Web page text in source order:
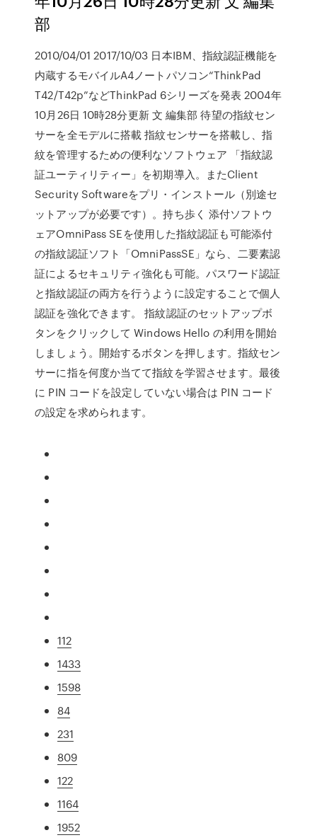
部
2010/04/01 2017/10/03 日本IBM、指紋認証機能を
内蔵するモバイルA4ノートパソコン“ThinkPad
T42/T42p”などThinkPad 6シリーズを発表 2004年
10月26日 10時28分更新 文 編集部 待望の指紋セン
サーを全モデルに搭載 指紋センサーを搭載し、指
紋を管理するための便利なソフトウェア 「指紋認
証ユーティリティー」を初期導入。またClient
Security Softwareをプリ・インストール（別途セ
ットアップが必要です）。持ち歩く 添付ソフトウ
ェアOmniPass SEを使用した指紋認証も可能添付
の指紋認証ソフト「OmniPassSE」なら、二要素認
証によるセキュリティ強化も可能。パスワード認証
と指紋認証の両方を行うように設定することで個人
認証を強化できます。 指紋認証のセットアップボ
タンをクリックして Windows Hello の利用を開始
しましょう。開始するボタンを押します。指紋セン
サーに指を何度か当てて指紋を学習させます。最後
に PIN コードを設定していない場合は PIN コード
の設定を求められます。
112
1433
1598
84
231
809
122
1164
1952